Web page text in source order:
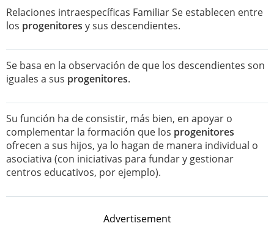
Relaciones intraespecíficas Familiar Se establecen entre
los progenitores y sus descendientes.
Se basa en la observación de que los descendientes son
iguales a sus progenitores.
Su función ha de consistir, más bien, en apoyar o
complementar la formación que los progenitores
ofrecen a sus hijos, ya lo hagan de manera individual o
asociativa (con iniciativas para fundar y gestionar
centros educativos, por ejemplo).
Advertisement